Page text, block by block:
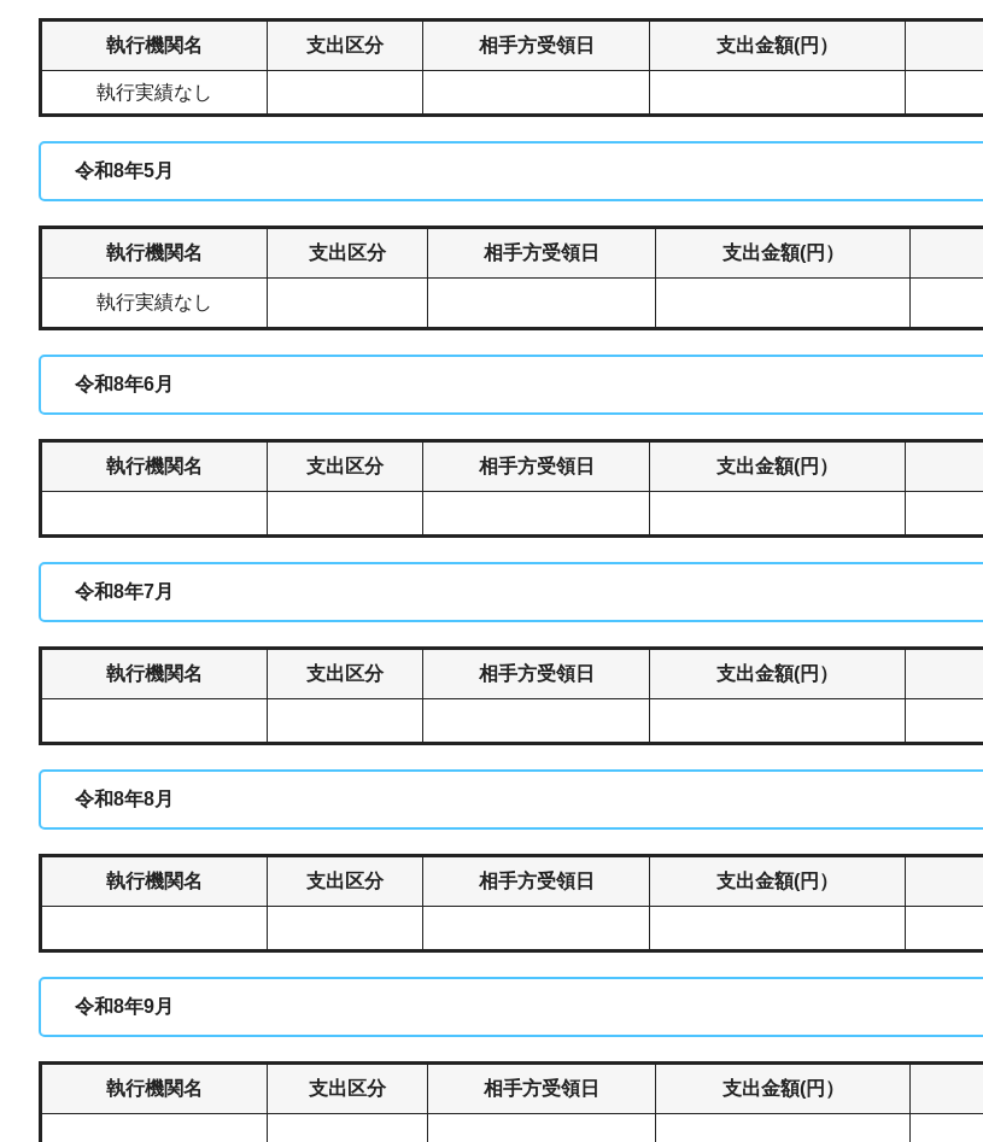
執行機関名 支出区分 相手方受領日 支出金額(円）
執行実績なし
令和8年5月
執行機関名 支出区分 相手方受領日 支出金額(円）
執行実績なし
令和8年6月
執行機関名 支出区分 相手方受領日 支出金額(円）
令和8年7月
執行機関名 支出区分 相手方受領日 支出金額(円）
令和8年8月
執行機関名 支出区分 相手方受領日 支出金額(円）
令和8年9月
執行機関名 支出区分 相手方受領日 支出金額(円）